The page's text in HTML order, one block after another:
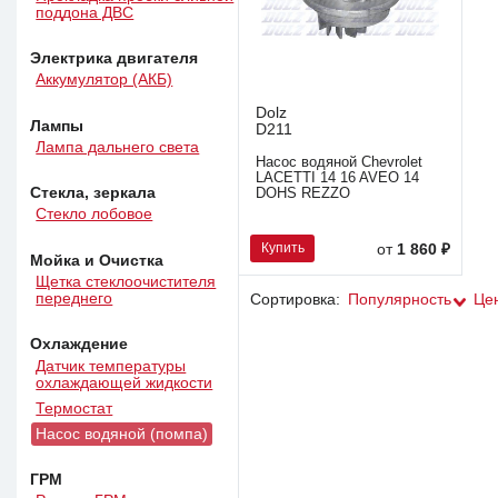
поддона ДВС
Электрика двигателя
Аккумулятор (АКБ)
Лампы
Лампа дальнего света
Стекла, зеркала
Стекло лобовое
Мойка и Очистка
Щетка стеклоочистителя
переднего
Охлаждение
Датчик температуры
охлаждающей жидкости
Термостат
Насос водяной (помпа)
ГРМ
Dolz
D211
Насос водяной Chevrolet
LACETTI 14 16 AVEO 14
DOHS REZZO
Купить от 1 860 ₽
Сортировка: Популярность